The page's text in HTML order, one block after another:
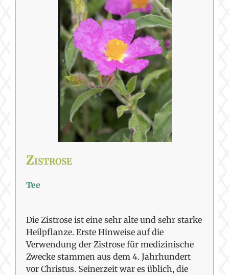
Zistrose
Tee
Die Zistrose ist eine sehr alte und sehr starke
Heilpflanze. Erste Hinweise auf die
Verwendung der Zistrose für medizinische
Zwecke stammen aus dem 4. Jahrhundert
vor Christus. Seinerzeit war es üblich, die